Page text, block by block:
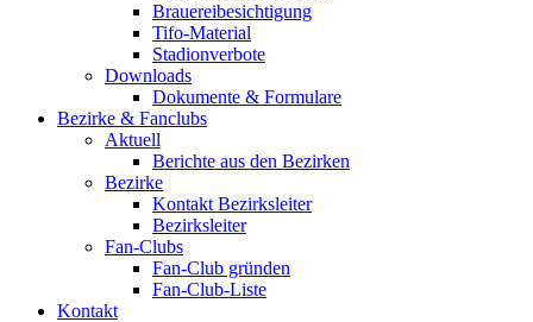
Brauereibesichtigung
Tifo-Material
Stadionverbote
Downloads
Dokumente & Formulare
Bezirke & Fanclubs
Aktuell
Berichte aus den Bezirken
Bezirke
Kontakt Bezirksleiter
Bezirksleiter
Fan-Clubs
Fan-Club gründen
Fan-Club-Liste
Kontakt